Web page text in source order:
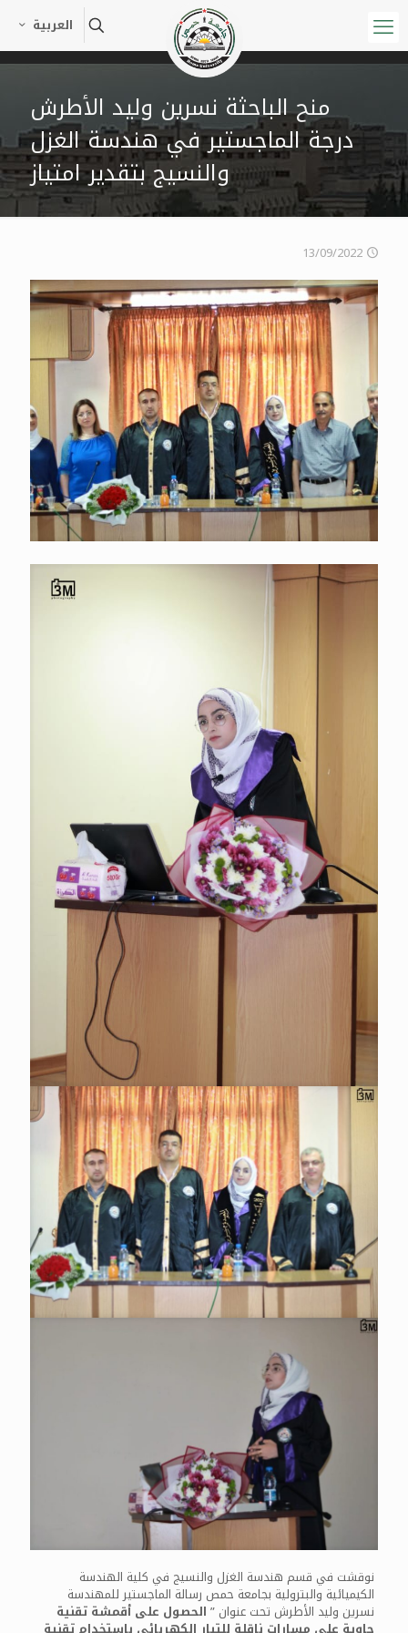
العربية
منح الباحثة نسرين وليد الأطرش
درجة الماجستير في هندسة الغزل
والنسيج بتقدير امتياز
13/09/2022
نوقشت في قسم هندسة الغزل والنسيج في كلية الهندسة
الكيميائية والبترولية بجامعة حمص رسالة الماجستير للمهندسة
نسرين وليد الأطرش تحت عنوان ” الحصول على أقمشة تقنية